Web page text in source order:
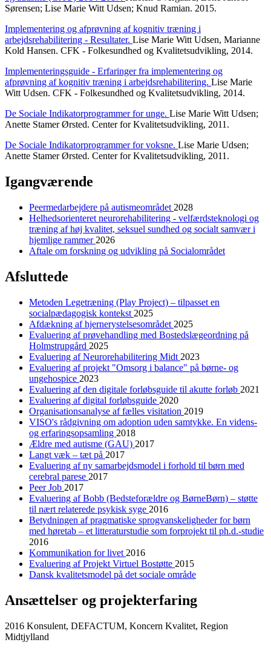
Sørensen; Lise Marie Witt Udsen; Knud Ramian. 2015.
Implementering og afprøvning af kognitiv træning i
arbejdsrehabilitering - Resultater. Lise Marie Witt Udsen, Marianne
Kold Hansen. CFK - Folkesundhed og Kvalitetsudvikling, 2014.
Implementeringsguide - Erfaringer fra implementering og
afprøvning af kognitiv træning i arbejdsrehabilitering. Lise Marie
Witt Udsen. CFK - Folkesundhed og Kvalitetsudvikling, 2014.
De Sociale Indikatorprogrammer for unge. Lise Marie Witt Udsen;
Anette Stamer Ørsted. Center for Kvalitetsudvikling, 2011.
De Sociale Indikatorprogrammer for voksne. Lise Marie Udsen;
Anette Stamer Ørsted. Center for Kvalitetsudvikling, 2011.
Igangværende
Peermedarbejdere på autismeområdet 2028
Helhedsorienteret neurorehabilitering - velfærdsteknologi og
træning af høj kvalitet, seksuel sundhed og socialt samvær i
hjemlige rammer 2026
Aftale om forskning og udvikling på Socialområdet
Afsluttede
Metoden Legetræning (Play Project) – tilpasset en
socialpædagogisk kontekst 2025
Afdækning af hjernerystelsesområdet 2025
Evaluering af prøvehandling med Bostedslægeordning på
Holmstrupgård 2025
Evaluering af Neurorehabilitering Midt 2023
Evaluering af projekt "Omsorg i balance" på børne- og
ungehospice 2023
Evaluering af den digitale forløbsguide til akutte forløb 2021
Evaluering af digital forløbsguide 2020
Organisationsanalyse af fælles visitation 2019
VISO's rådgivning om adoption uden samtykke. En videns-
og erfaringsopsamling 2018
Ældre med autisme (GAU) 2017
Langt væk – tæt på 2017
Evaluering af ny samarbejdsmodel i forhold til børn med
cerebral parese 2017
Peer Job 2017
Evaluering af Bobb (Bedsteforældre og BørneBørn) – støtte
til nært relaterede psykisk syge 2016
Betydningen af pragmatiske sprogvanskeligheder for børn
med høretab – et litteraturstudie som forprojekt til ph.d.-studie
2016
Kommunikation for livet 2016
Evaluering af Projekt Virtuel Bostøtte 2015
Dansk kvalitetsmodel på det sociale område
Ansættelser og projekterfaring
2016 Konsulent, DEFACTUM, Koncern Kvalitet, Region
Midtjylland